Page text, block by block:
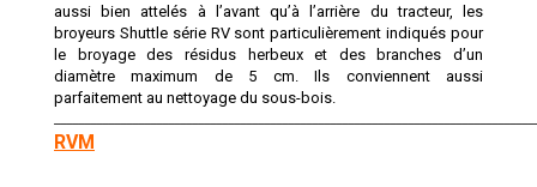
aussi bien attelés à l’avant qu’à l’arrière du tracteur, les
broyeurs Shuttle série RV sont particulièrement indiqués pour
le broyage des résidus herbeux et des branches d’un
diamètre maximum de 5 cm. Ils conviennent aussi
parfaitement au nettoyage du sous-bois.
RVM